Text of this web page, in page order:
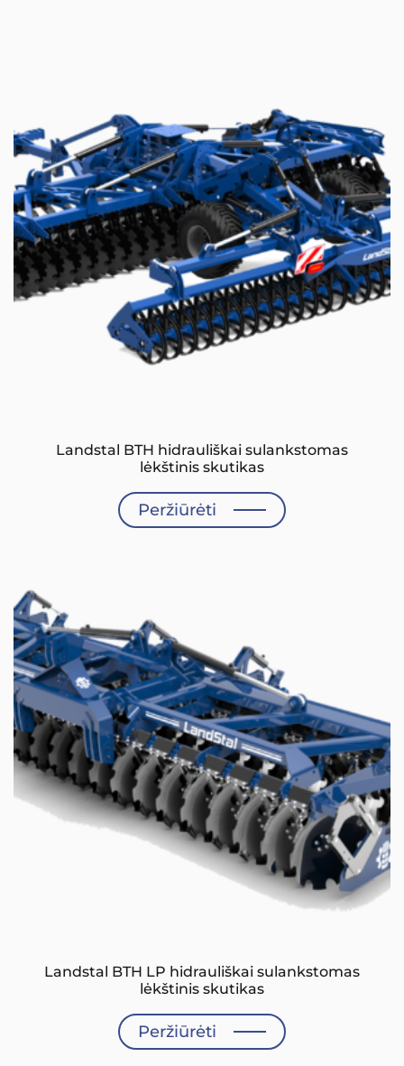
Landstal BTH hidrauliškai sulankstomas
lėkštinis skutikas
Peržiūrėti
Landstal BTH LP hidrauliškai sulankstomas
lėkštinis skutikas
Peržiūrėti